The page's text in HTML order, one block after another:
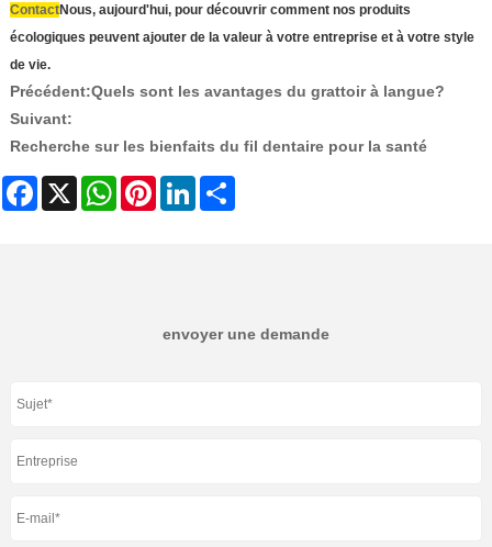
ContactNous, aujourd'hui, pour découvrir comment nos produits
écologiques peuvent ajouter de la valeur à votre entreprise et à votre style
de vie.
Précédent:Quels sont les avantages du grattoir à langue?
Suivant:
Recherche sur les bienfaits du fil dentaire pour la santé
Facebook WhatsAppPinterestLinkedIn
envoyer une demande